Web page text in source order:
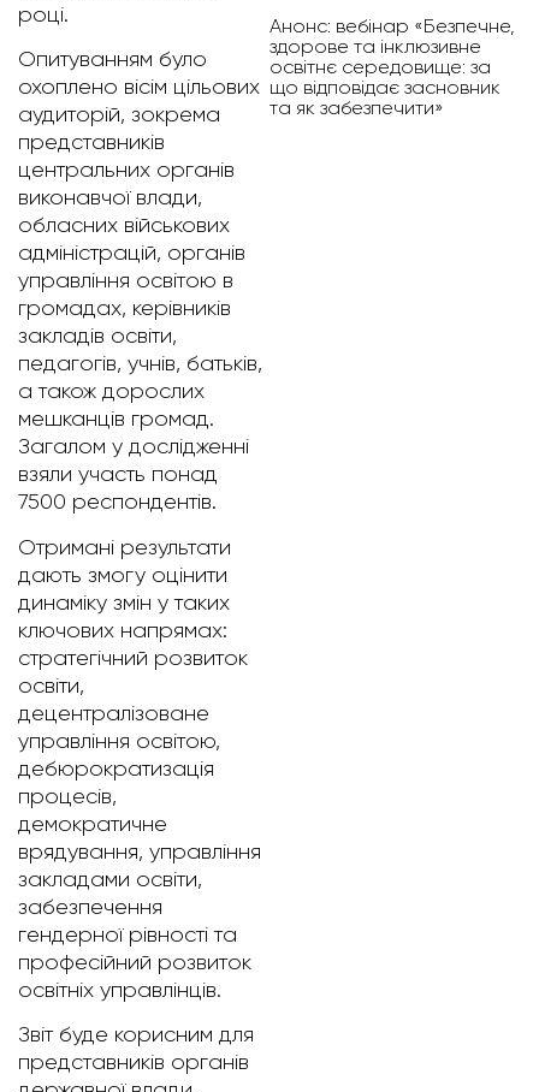
році.
Опитуванням було
охоплено вісім цільових
аудиторій, зокрема
представників
центральних органів
виконавчої влади,
обласних військових
адміністрацій, органів
управління освітою в
громадах, керівників
закладів освіти,
педагогів, учнів, батьків,
а також дорослих
мешканців громад.
Загалом у дослідженні
взяли участь понад
7500 респондентів.
Отримані результати
дають змогу оцінити
динаміку змін у таких
ключових напрямах:
стратегічний розвиток
освіти,
децентралізоване
управління освітою,
дебюрократизація
процесів,
демократичне
врядування, управління
закладами освіти,
забезпечення
гендерної рівності та
професійний розвиток
освітніх управлінців.
Звіт буде корисним для
представників органів
Анонс: вебінар «Безпечне,
здорове та інклюзивне
освітнє середовище: за
що відповідає засновник
та як забезпечити»